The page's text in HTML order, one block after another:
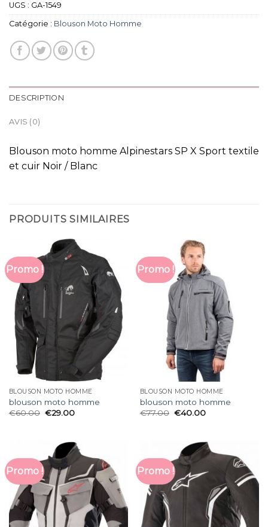
UGS : GA-1549
Catégorie : Blouson Moto Homme
DESCRIPTION
AVIS (0)
Blouson moto homme Alpinestars SP X Sport textile
et cuir Noir / Blanc
PRODUITS SIMILAIRES
Promo !
BLOUSON MOTO HOMME
blouson moto homme
€60.00 €29.00
Promo !
BLOUSON MOTO HOMME
blouson moto homme
€77.00 €40.00
Promo ! Promo !